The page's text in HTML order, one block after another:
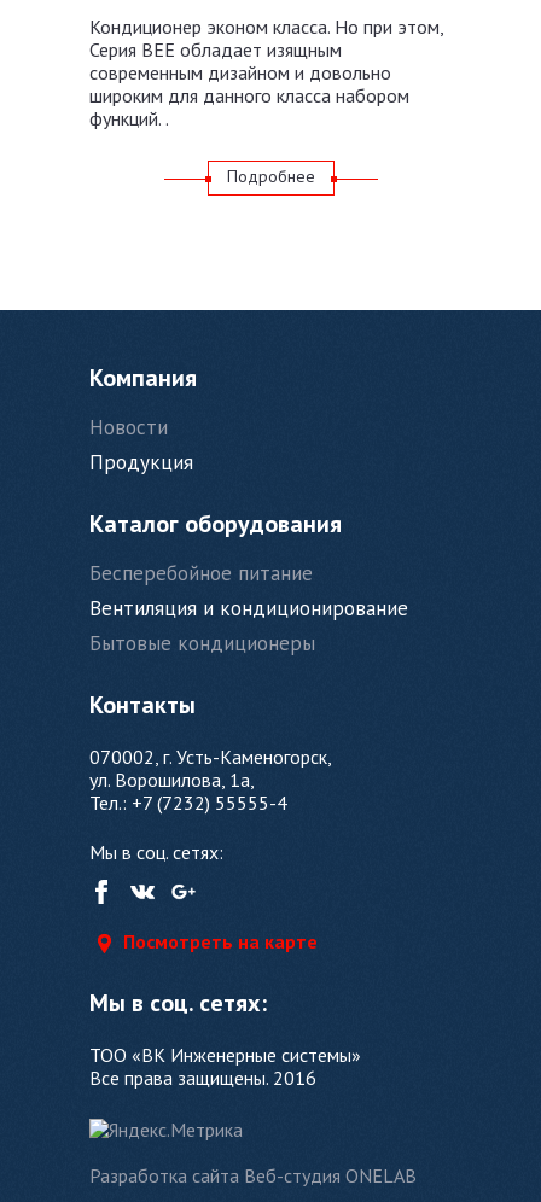
Кондиционер эконом класса. Но при этом,
Серия BEE обладает изящным
современным дизайном и довольно
широким для данного класса набором
функций. .
Подробнее
Компания
Новости
Продукция
Каталог оборудования
Бесперебойное питание
Вентиляция и кондиционирование
Бытовые кондиционеры
Контакты
070002, г. Усть-Каменогорск,
ул. Ворошилова, 1а,
Тел.: +7 (7232) 55555-4
Мы в соц. сетях:
Посмотреть на карте
Мы в соц. сетях:
ТОО «ВК Инженерные системы»
Все права защищены. 2016
Разработка сайта Веб-студия ONELAB